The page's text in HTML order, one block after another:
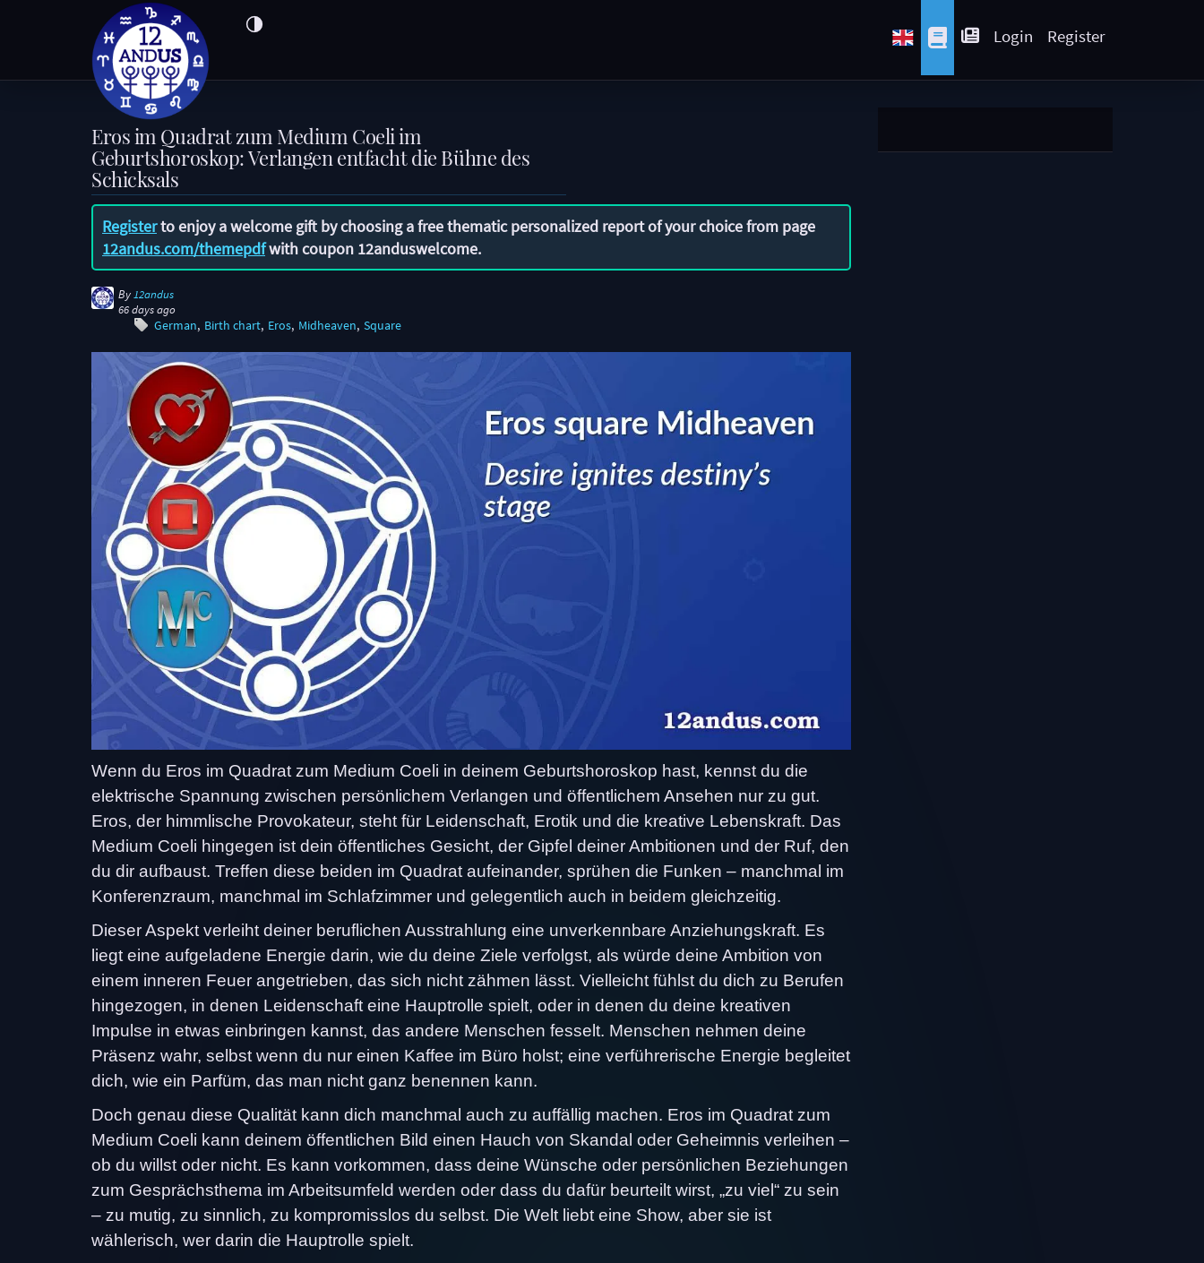
Login Register
Eros im Quadrat zum Medium Coeli im
Geburtshoroskop: Verlangen entfacht die Bühne des
Schicksals
Registerto enjoy a welcome gift by choosing a free thematic personalized report of your choice from page
12andus.com/themepdfwith coupon 12anduswelcome.
By 12andus
66 days ago
German Birth chart Eros Midheaven Square
Wenn du Eros im Quadrat zum Medium Coeli in deinem Geburtshoroskop hast, kennst du die
elektrische Spannung zwischen persönlichem Verlangen und öffentlichem Ansehen nur zu gut.
Eros, der himmlische Provokateur, steht für Leidenschaft, Erotik und die kreative Lebenskraft. Das
Medium Coeli hingegen ist dein öffentliches Gesicht, der Gipfel deiner Ambitionen und der Ruf, den
du dir aufbaust. Treffen diese beiden im Quadrat aufeinander, sprühen die Funken – manchmal im
Konferenzraum, manchmal im Schlafzimmer und gelegentlich auch in beidem gleichzeitig.
Dieser Aspekt verleiht deiner beruflichen Ausstrahlung eine unverkennbare Anziehungskraft. Es
liegt eine aufgeladene Energie darin, wie du deine Ziele verfolgst, als würde deine Ambition von
einem inneren Feuer angetrieben, das sich nicht zähmen lässt. Vielleicht fühlst du dich zu Berufen
hingezogen, in denen Leidenschaft eine Hauptrolle spielt, oder in denen du deine kreativen
Impulse in etwas einbringen kannst, das andere Menschen fesselt. Menschen nehmen deine
Präsenz wahr, selbst wenn du nur einen Kaffee im Büro holst; eine verführerische Energie begleitet
dich, wie ein Parfüm, das man nicht ganz benennen kann.
Doch genau diese Qualität kann dich manchmal auch zu auffällig machen. Eros im Quadrat zum
Medium Coeli kann deinem öffentlichen Bild einen Hauch von Skandal oder Geheimnis verleihen –
ob du willst oder nicht. Es kann vorkommen, dass deine Wünsche oder persönlichen Beziehungen
zum Gesprächsthema im Arbeitsumfeld werden oder dass du dafür beurteilt wirst, „zu viel“ zu sein
– zu mutig, zu sinnlich, zu kompromisslos du selbst. Die Welt liebt eine Show, aber sie ist
wählerisch, wer darin die Hauptrolle spielt.